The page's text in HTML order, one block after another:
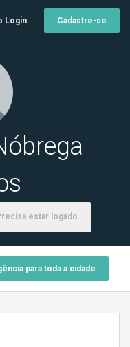
Login Cadastre-se
estar logado
para toda a cidade